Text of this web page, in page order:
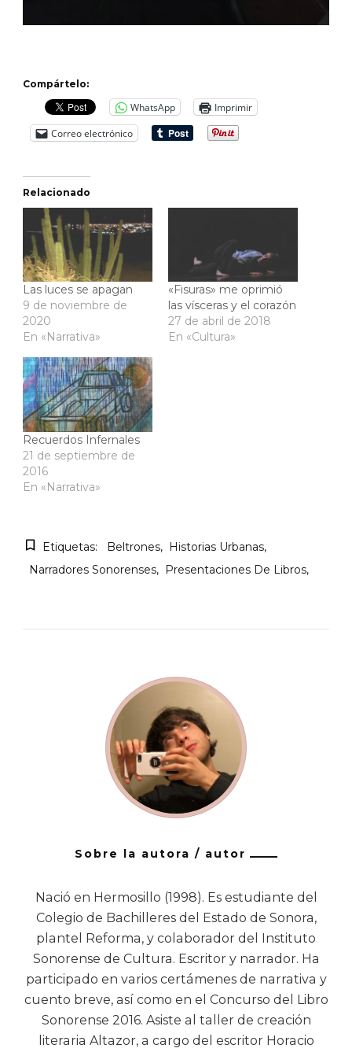
Compártelo:
WhatsApp
Imprimir
Correo electrónico
Relacionado
Las luces se apagan
9 de noviembre de
2020
En «Narrativa»
«Fisuras» me oprimió
las vísceras y el corazón
27 de abril de 2018
En «Cultura»
Recuerdos Infernales
21 de septiembre de
2016
En «Narrativa»
Etiquetas: Beltrones
Historias Urbanas
Narradores Sonorenses
Presentaciones De Libros
Sobre la autora / autor
Nació en Hermosillo (1998). Es estudiante del
Colegio de Bachilleres del Estado de Sonora,
plantel Reforma, y colaborador del Instituto
Sonorense de Cultura. Escritor y narrador. Ha
participado en varios certámenes de narrativa y
cuento breve, así como en el Concurso del Libro
Sonorense 2016. Asiste al taller de creación
literaria Altazor, a cargo del escritor Horacio